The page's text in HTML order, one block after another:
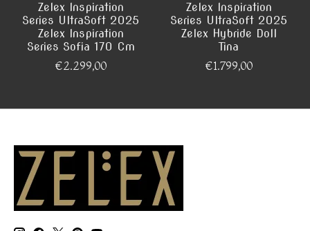
Zelex Inspiration
Series UltraSoft 2025
Zelex Inspiration
Series Sofia 170 Cm
€2.299,00
Zelex Inspiration
Series UltraSoft 2025
Zelex Hybride Doll
Tina
€1.799,00